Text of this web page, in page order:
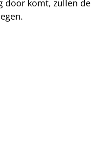
door komt, zullen